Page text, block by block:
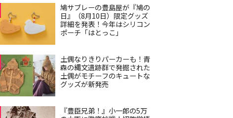
鳩サブレーの豊島屋が『鳩の
日』（8月10日）限定グッズ
詳細を発表！今年はシリコン
ポーチ「はとっこ」
土偶なりきりパーカーも！青
森の縄文遺跡群で発掘された
土偶がモチーフのキュートな
グッズが新発売
『豊臣兄弟！』小一郎の5万